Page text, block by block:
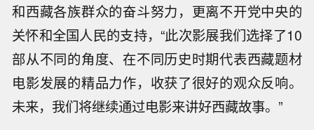
和西藏各族群众的奋斗努力，更离不开党中央的
关怀和全国人民的支持，“此次影展我们选择了10
部从不同的角度、在不同历史时期代表西藏题材
电影发展的精品力作，收获了很好的观众反响。
未来，我们将继续通过电影来讲好西藏故事。”